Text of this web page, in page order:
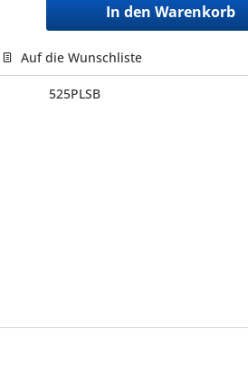
In den Warenkorb
Auf die Wunschliste
525PLSB